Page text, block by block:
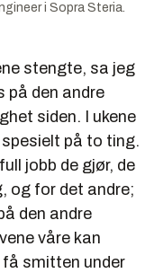
i Sopra Steria.
stengte, sa jeg
på den andre
siden. I ukene
på to ting.
jobb de gjør, de
og for det andre;
den andre
våre kan
få smitten under